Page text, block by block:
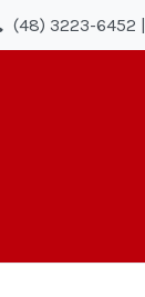
(48) 3223-6452 |